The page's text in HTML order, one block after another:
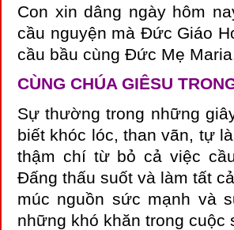
Con xin dâng ngày hôm
cầu nguyện mà Đức Giáo
cầu bầu cùng Đức Mẹ
CÙNG CHÚA GIÊSU
Sự thường trong những
biết khóc lóc, than vãn, tự
thậm chí từ bỏ cả việc
Đấng thấu suốt và làm tất
múc nguồn sức mạnh và
những khó khăn trong cuộc